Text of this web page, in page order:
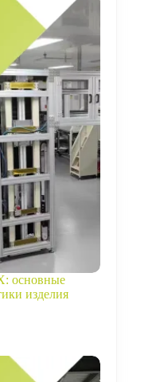
основные
изделия